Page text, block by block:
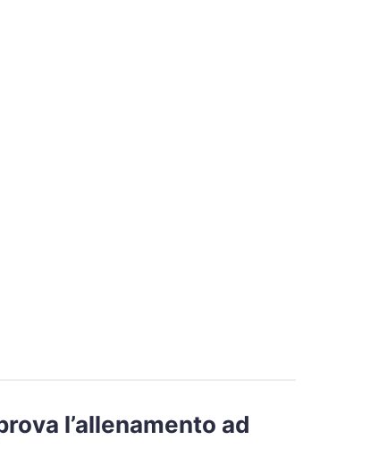
l’allenamento ad